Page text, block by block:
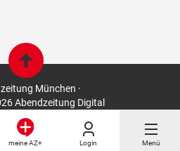
meine AZ+ Login Menü
München ·
Abendzeitung Digital